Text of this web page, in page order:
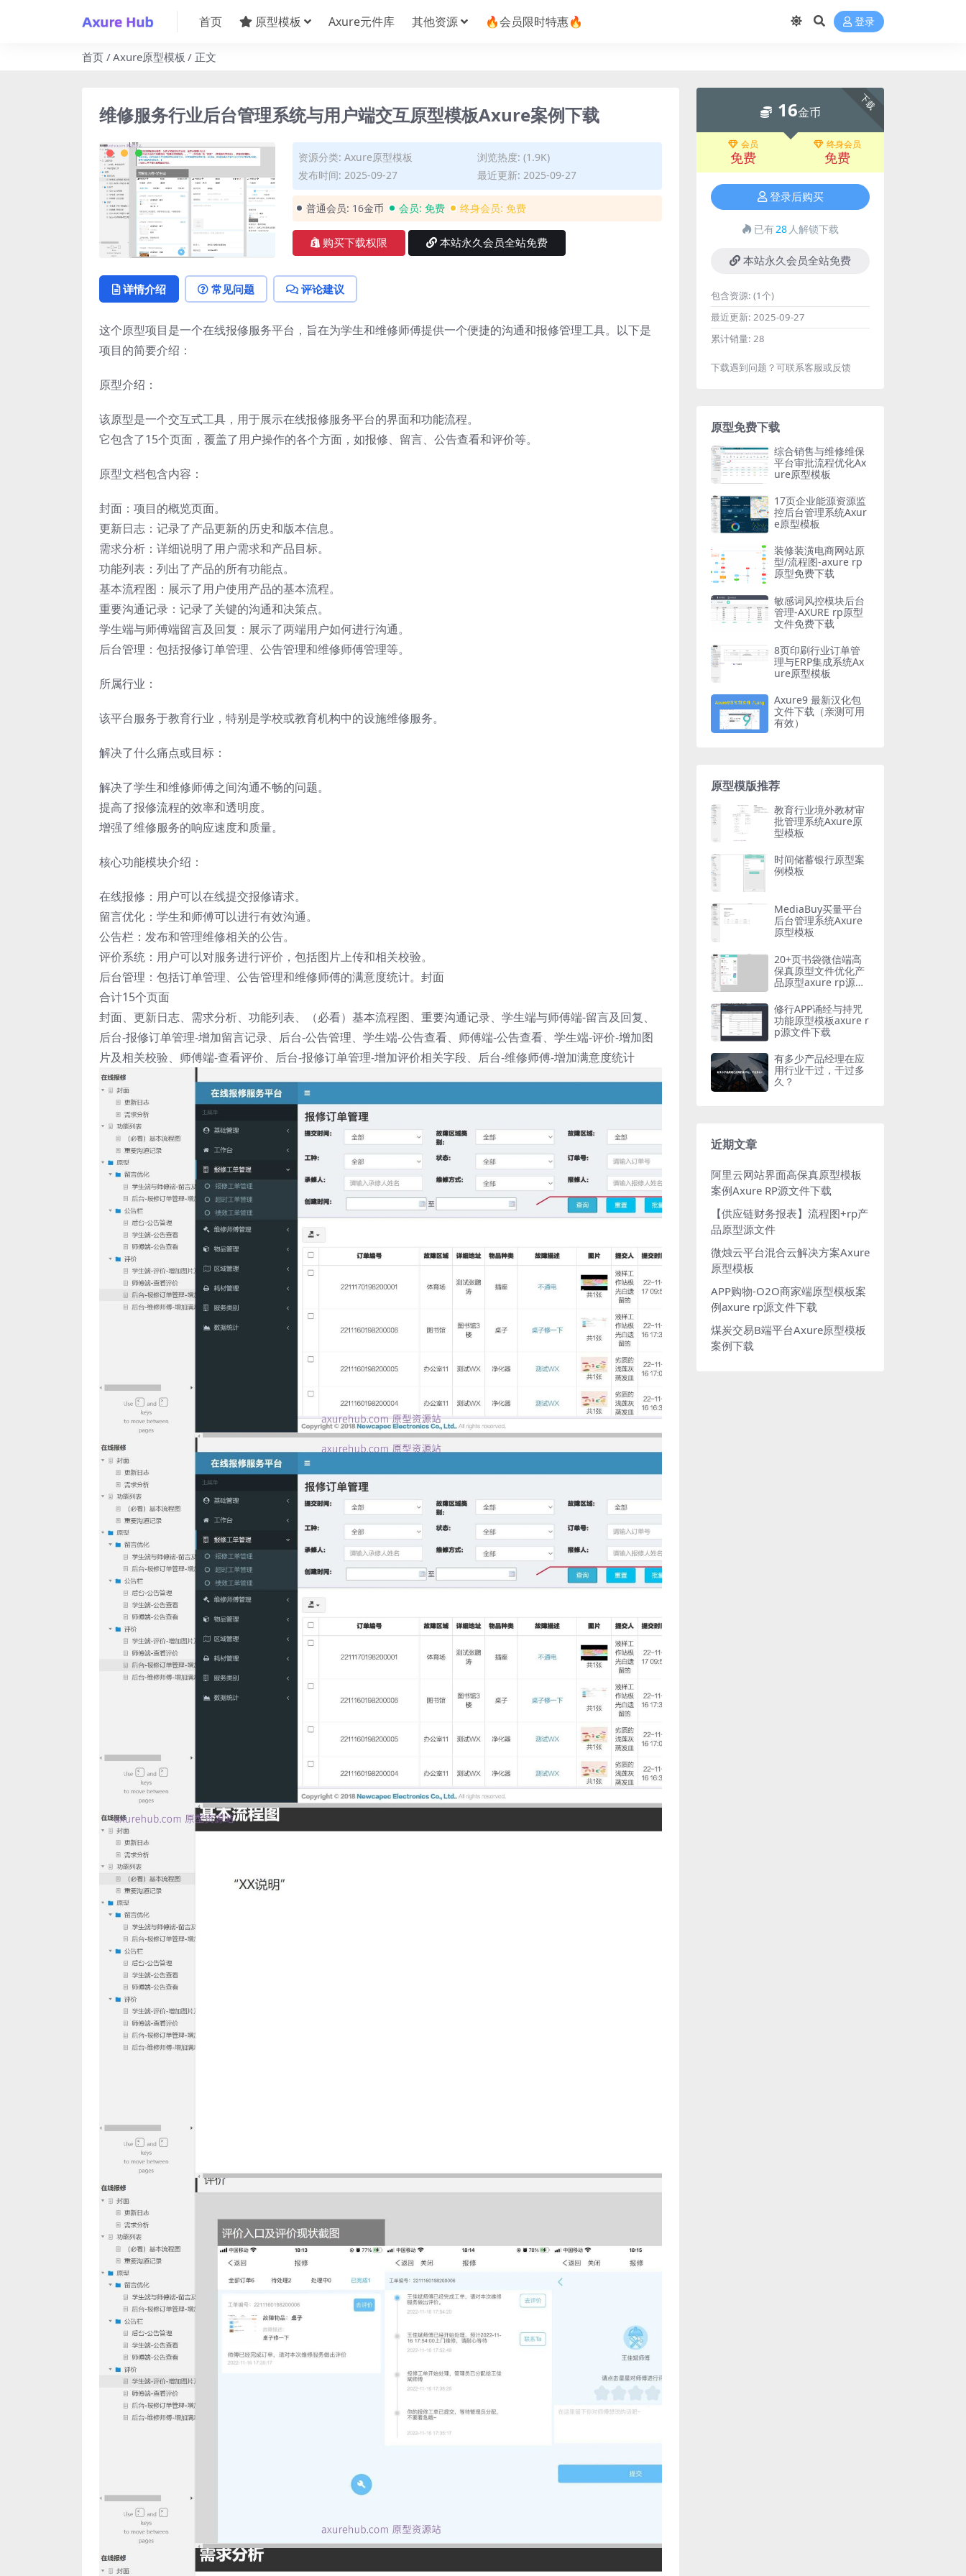
首页 原型模板 Axure元件库 其他资源 🔥会员限时特惠🔥 登录
首页 Axure原型模板 正文
维修服务行业后台管理系统与用户端交互原型模板Axure案例下载
资源分类: Axure原型模板
浏览热度: (1.9K)
发布时间: 2025-09-27
最近更新: 2025-09-27
普通会员: 16金币 会员: 免费 终身会员: 免费
购买下载权限 本站永久会员全站免费
详情介绍 常见问题 评论建议
这个原型项目是一个在线报修服务平台，旨在为学生和维修师傅提供一个便捷的沟通和报修管理工具。以下是
项目的简要介绍：
原型介绍：
该原型是一个交互式工具，用于展示在线报修服务平台的界面和功能流程。
它包含了15个页面，覆盖了用户操作的各个方面，如报修、留言、公告查看和评价等。
原型文档包含内容：
封面：项目的概览页面。
更新日志：记录了产品更新的历史和版本信息。
需求分析：详细说明了用户需求和产品目标。
功能列表：列出了产品的所有功能点。
基本流程图：展示了用户使用产品的基本流程。
重要沟通记录：记录了关键的沟通和决策点。
学生端与师傅端留言及回复：展示了两端用户如何进行沟通。
后台管理：包括报修订单管理、公告管理和维修师傅管理等。
所属行业：
该平台服务于教育行业，特别是学校或教育机构中的设施维修服务。
解决了什么痛点或目标：
解决了学生和维修师傅之间沟通不畅的问题。
提高了报修流程的效率和透明度。
增强了维修服务的响应速度和质量。
核心功能模块介绍：
在线报修：用户可以在线提交报修请求。
留言优化：学生和师傅可以进行有效沟通。
公告栏：发布和管理维修相关的公告。
评价系统：用户可以对服务进行评价，包括图片上传和相关校验。
后台管理：包括订单管理、公告管理和维修师傅的满意度统计。封面
合计15个页面
封面、更新日志、需求分析、功能列表、（必看）基本流程图、重要沟通记录、学生端与师傅端-留言及回复、
后台-报修订单管理-增加留言记录、后台-公告管理、学生端-公告查看、师傅端-公告查看、学生端-评价-增加图
片及相关校验、师傅端-查看评价、后台-报修订单管理-增加评价相关字段、后台-维修师傅-增加满意度统计
下载
16金币
会员
免费
终身会员
免费
登录后购买
已有28 人解锁下载
本站永久会员全站免费
包含资源: (1个)
最近更新: 2025-09-27
累计销量: 28
下载遇到问题？可联系客服或反馈
原型免费下载
综合销售与维修维保
平台审批流程优化Ax
ure原型模板
17页企业能源资源监
控后台管理系统Axur
e原型模板
装修装潢电商网站原
型/流程图-axure rp
原型免费下载
敏感词风控模块后台
管理-AXURE rp原型
文件免费下载
8页印刷行业订单管
理与ERP集成系统Ax
ure原型模板
Axure9 最新汉化包
文件下载（亲测可用
有效）
原型模版推荐
教育行业境外教材审
批管理系统Axure原
型模板
时间储蓄银行原型案
例模板
MediaBuy买量平台
后台管理系统Axure
原型模板
20+页书袋微信端高
保真原型文件优化产
品原型axure rp源文
型资源网
修行APP诵经与持咒
功能原型模板axure r
p源文件下载
有多少产品经理在应
用行业干过，干过多
久？
近期文章
阿里云网站界面高保真原型模板
案例Axure RP源文件下载
【供应链财务报表】流程图+rp产
品原型源文件
微烛云平台混合云解决方案Axure
原型模板
APP购物-O2O商家端原型模板案
例axure rp源文件下载
煤炭交易B端平台Axure原型模板
案例下载